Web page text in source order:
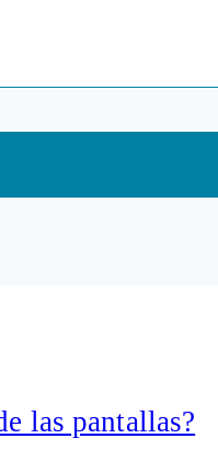
las pantallas?